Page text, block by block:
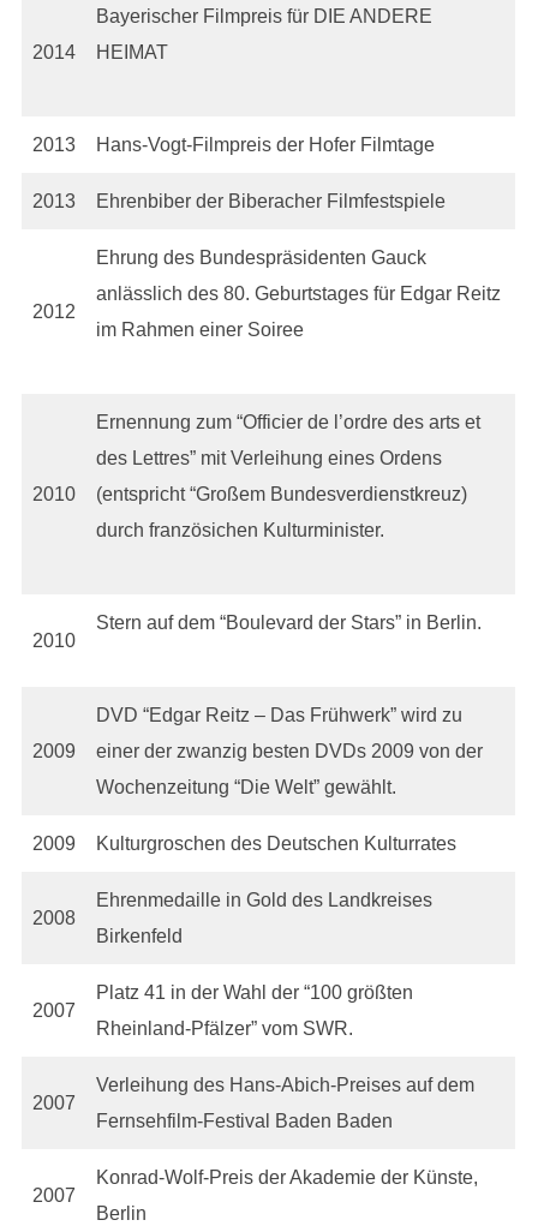
2014
Bayerischer Filmpreis für DIE ANDERE
HEIMAT
2013 Hans-Vogt-Filmpreis der Hofer Filmtage
2013 Ehrenbiber der Biberacher Filmfestspiele
2012
Ehrung des Bundespräsidenten Gauck
anlässlich des 80. Geburtstages für Edgar Reitz
im Rahmen einer Soiree
2010
Ernennung zum “Officier de l’ordre des arts et
des Lettres” mit Verleihung eines Ordens
(entspricht “Großem Bundesverdienstkreuz)
durch französichen Kulturminister.
2010
Stern auf dem “Boulevard der Stars” in Berlin.
2009
DVD “Edgar Reitz – Das Frühwerk” wird zu
einer der zwanzig besten DVDs 2009 von der
Wochenzeitung “Die Welt” gewählt.
2009 Kulturgroschen des Deutschen Kulturrates
2008
Ehrenmedaille in Gold des Landkreises
Birkenfeld
2007
Platz 41 in der Wahl der “100 größten
Rheinland-Pfälzer” vom SWR.
2007
Verleihung des Hans-Abich-Preises auf dem
Fernsehfilm-Festival Baden Baden
2007
Konrad-Wolf-Preis der Akademie der Künste,
Berlin